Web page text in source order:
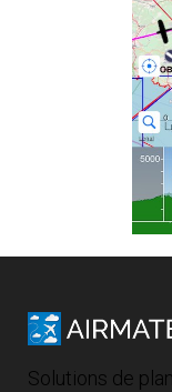
Solutions de